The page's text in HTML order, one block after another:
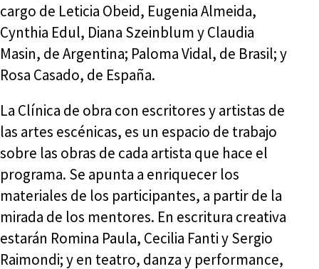
cargo de Leticia Obeid, Eugenia Almeida,
Cynthia Edul, Diana Szeinblum y Claudia
Masin, de Argentina; Paloma Vidal, de Brasil; y
Rosa Casado, de España.
La Clínica de obra con escritores y artistas de
las artes escénicas, es un espacio de trabajo
sobre las obras de cada artista que hace el
programa. Se apunta a enriquecer los
materiales de los participantes, a partir de la
mirada de los mentores. En escritura creativa
estarán Romina Paula, Cecilia Fanti y Sergio
Raimondi; y en teatro, danza y performance,